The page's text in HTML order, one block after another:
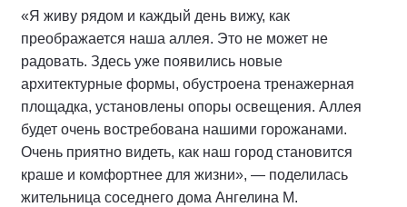
«Я живу рядом и каждый день вижу, как
преображается наша аллея. Это не может не
радовать. Здесь уже появились новые
архитектурные формы, обустроена тренажерная
площадка, установлены опоры освещения. Аллея
будет очень востребована нашими горожанами.
Очень приятно видеть, как наш город становится
краше и комфортнее для жизни», — поделилась
жительница соседнего дома Ангелина М.